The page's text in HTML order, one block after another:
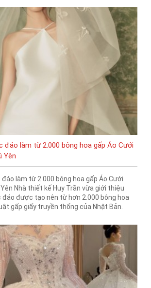
đáo làm từ 2.000 bông hoa gấp Áo Cưới
Yên
làm từ 2.000 bông hoa gấp Áo Cưới
Nhà thiết kế Huy Trần vừa giới thiệu
được tạo nên từ hơn 2.000 bông hoa
gấp giấy truyền thống của Nhật Bản.